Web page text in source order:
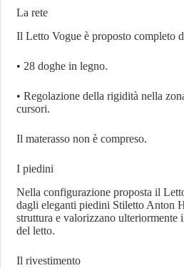
La rete
Il Letto Vogue è proposto completo
• 28 doghe in legno.
• Regolazione della rigidità nella
cursori.
Il materasso non è compreso.
I piedini
Nella configurazione proposta il
dagli eleganti piedini Stiletto Anton
struttura e valorizzano ulteriormente
del letto.
Il rivestimento